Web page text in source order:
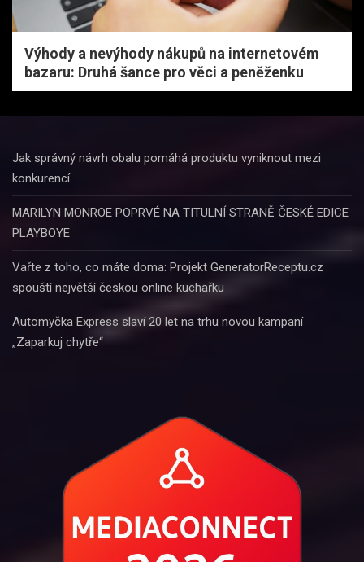
Výhody a nevýhody nákupů na internetovém
bazaru: Druhá šance pro věci a peněženku
Jak správný návrh obalu pomáhá produktu vyniknout mezi
konkurencí
MARILYN MONROE POPRVÉ NA TITULNÍ STRANĚ ČESKÉ EDICE
PLAYBOYE
Vařte z toho, co máte doma: Projekt GeneratorReceptu.cz
spouští největší českou online kuchařku
Automyčka Express slaví 20 let na trhu novou kampaní
„Zaparkuj chytře“